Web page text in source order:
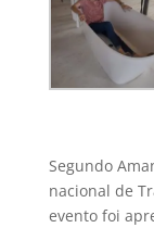
Segundo
nacional de
evento foi